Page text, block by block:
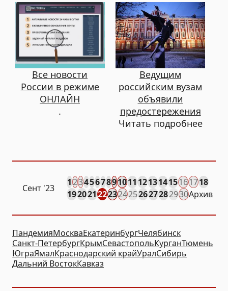
Все новости
России в режиме
ОНЛАЙН
.
Ведущим
российским вузам
объявили
предостережения
Читать подробнее
Сент '23
123456789101112131415161718
192021222324252627282930Архив
ПандемияМоскваЕкатеринбургЧелябинск
Санкт-ПетербургКрымСевастопольКурганТюмень
ЮграЯмалКраснодарский крайУралСибирь
Дальний ВостокКавказ